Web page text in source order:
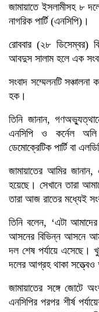
জামায়াতে ইসলামীসহ ৮
নাগরিক পার্টি (এনসিপি)।
রোববার (২৮ ডিসেম্বর)
আবদুস সালাম হলে এক
সংবাদ সম্মেলনটি
হক।
তিনি জানান,
এনসিপি ও কর্নেল অলি
ডেমোক্রেটিক পার্টি বা
জামায়াতের আমির
হয়েছে। সেখানে তারা
তারা আজ রাতের মধ্যেই
তিনি বলেন, ‘এটা
আসনের বিভিন্ন আসনে
দল শেষ পর্যায়ে
দলের আগ্রহ থাকা সত্ত্বেও
জামায়াতের সঙ্গে জোটে
এনসিপির পরপর শীর্ষ